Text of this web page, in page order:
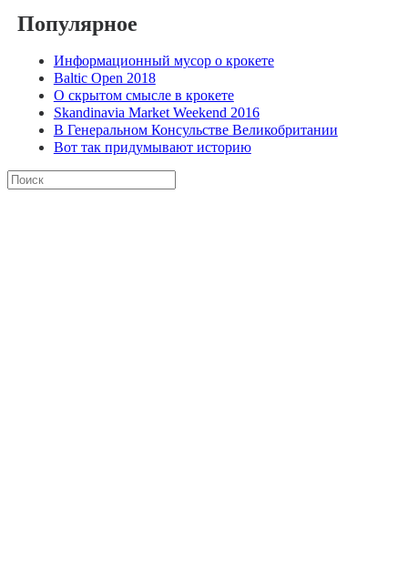
Популярное
Информационный мусор о крокете
Baltic Open 2018
О скрытом смысле в крокете
Skandinavia Market Weekend 2016
В Генеральном Консульстве Великобритании
Вот так придумывают историю